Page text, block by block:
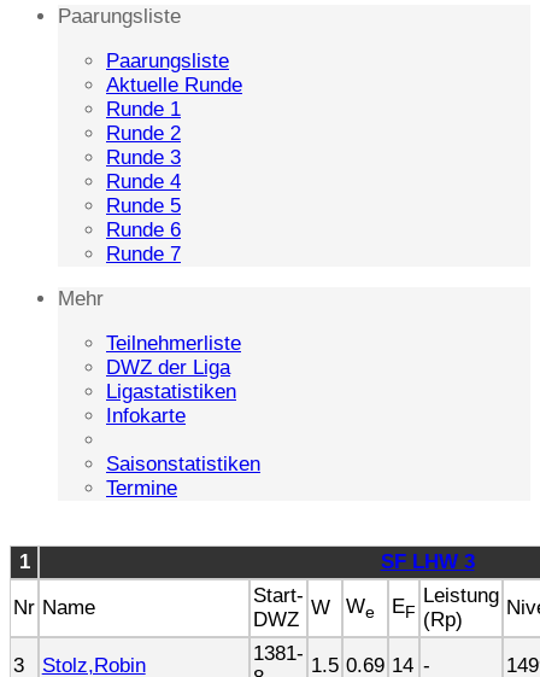
Paarungsliste
Paarungsliste
Aktuelle Runde
Runde 1
Runde 2
Runde 3
Runde 4
Runde 5
Runde 6
Runde 7
Mehr
Teilnehmerliste
DWZ der Liga
Ligastatistiken
Infokarte
Saisonstatistiken
Termine
1
SF LHW 3
Nr Name
Start-
DWZ
W We EF
Leistung
(Rp)
3 Stolz,Robin
1381-
1.5 0.69 14 -